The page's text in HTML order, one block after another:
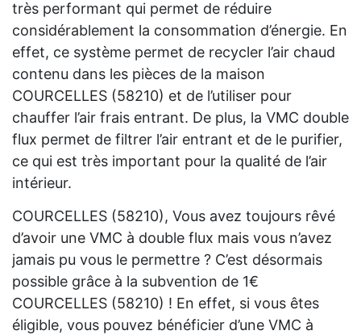
très performant qui permet de réduire
considérablement la consommation d’énergie. En
effet, ce système permet de recycler l’air chaud
contenu dans les pièces de la maison
COURCELLES (58210) et de l’utiliser pour
chauffer l’air frais entrant. De plus, la VMC double
flux permet de filtrer l’air entrant et de le purifier,
ce qui est très important pour la qualité de l’air
intérieur.
COURCELLES (58210), Vous avez toujours rêvé
d’avoir une VMC à double flux mais vous n’avez
jamais pu vous le permettre ? C’est désormais
possible grâce à la subvention de 1€
COURCELLES (58210) ! En effet, si vous êtes
éligible, vous pouvez bénéficier d’une VMC à